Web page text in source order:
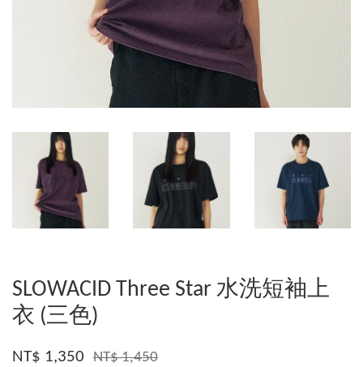
SLOWACID Three Star 水洗短袖上
衣 (三色)
NT$ 1,350 NT$ 1,450